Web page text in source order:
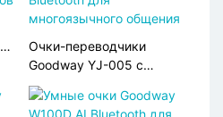
интеллекта
Очки-переводчики
Goodway YJ-005 с
Bluetooth для
многоязычного общения